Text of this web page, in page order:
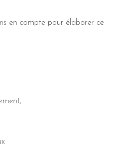
en compte pour élaborer ce